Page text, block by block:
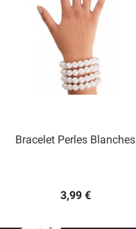
Bracelet Perles Blanches
3,99 €